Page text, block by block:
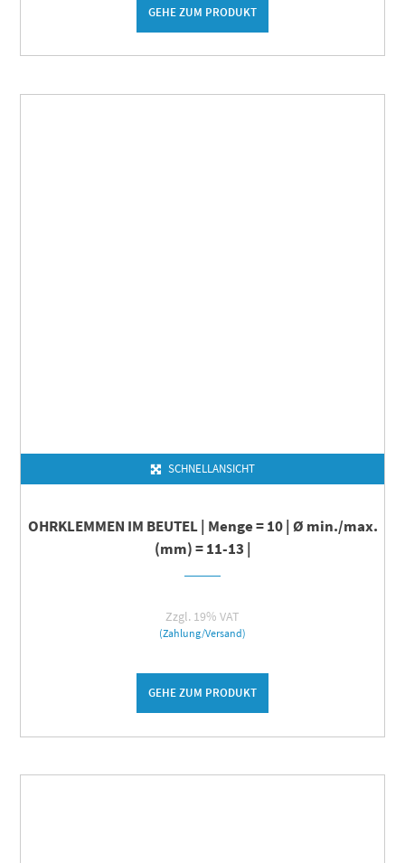
GEHE ZUM PRODUKT
SCHNELLANSICHT
OHRKLEMMEN IM BEUTEL | Menge = 10 | Ø min./max.
(mm) = 11-13 |
Zzgl. 19% VAT
(Zahlung/Versand)
GEHE ZUM PRODUKT